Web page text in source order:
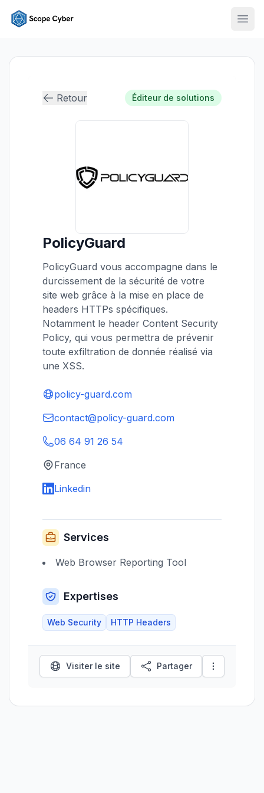
Retour Éditeur de solutions
PolicyGuard
PolicyGuard vous accompagne dans le
durcissement de la sécurité de votre
site web grâce à la mise en place de
headers HTTPs spécifiques.
Notamment le header Content Security
Policy, qui vous permettra de prévenir
toute exfiltration de donnée réalisé via
une XSS.
policy-guard.com
contact@policy-guard.com
06 64 91 26 54
France
Linkedin
Services
Web Browser Reporting Tool
Expertises
Web Security HTTP Headers
Visiter le site Partager